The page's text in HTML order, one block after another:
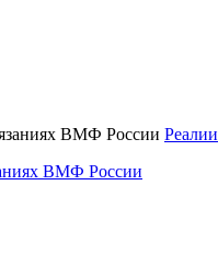
Реалии
ВМФ России